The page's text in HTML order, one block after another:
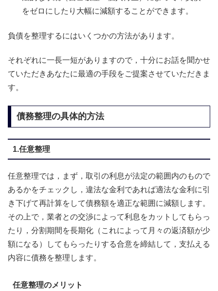
をゼロにしたり大幅に減額することができます。
負債を整理するにはいくつかの方法があります。
それぞれに一長一短がありますので，十分にお話を聞かせ
ていただきあなたに最適の手段をご提案させていただきま
す。
債務整理の具体的方法
1.任意整理
任意整理では，まず，取引の利息が法定の範囲内のもので
あるかをチェックし，違法な金利であれば適法な金利に引
き下げて再計算をして債務額を適正な範囲に減額します。
その上で，業者との交渉によって利息をカットしてもらっ
たり，分割期間を長期化（これによって月々の返済額が少
額になる）してもらったりする合意を締結して，支払える
内容に債務を整理します。
任意整理のメリット